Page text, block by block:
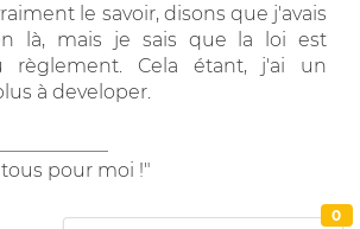
le savoir, disons que j'avais
là, mais je sais que la loi est
règlement. Cela étant, j'ai un
à developer.
pour moi !"
0